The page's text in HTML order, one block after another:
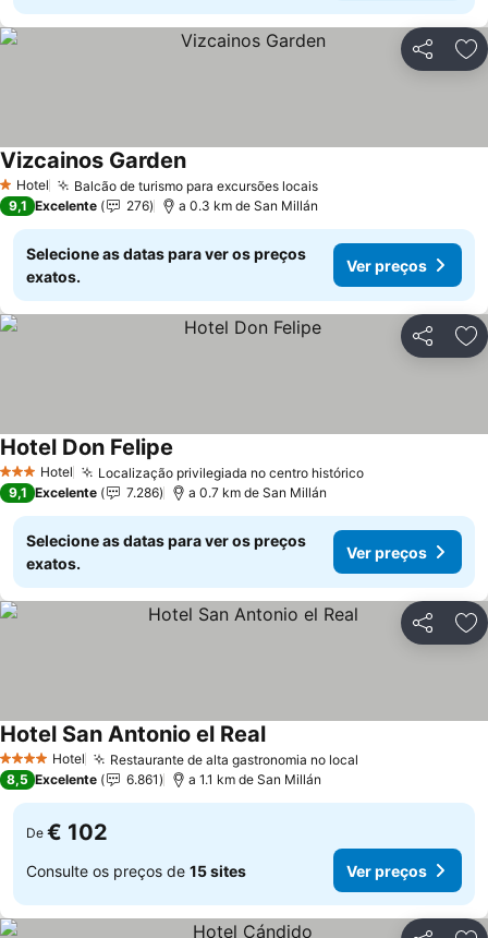
Partilhar
1 Estrelas
Hotel Balcão de turismo para excursões locais
Vizcainos Garden
9,1 Excelente 276 a 0.3 km de San Millán
Selecione as datas para ver os preços
exatos.
Ver preços
Partilhar
3 EstrelasHotel Localização privilegiada no centro histórico
Hotel Don Felipe
9,1 Excelente 7.286 a 0.7 km de San Millán
Selecione as datas para ver os preços
exatos.
Ver preços
Partilhar
4 EstrelasHotel Restaurante de alta gastronomia no local
Hotel San Antonio el Real
8,5 Excelente 6.861 a 1.1 km de San Millán
De € 102
Consulte os preços de 15 sites Ver preços